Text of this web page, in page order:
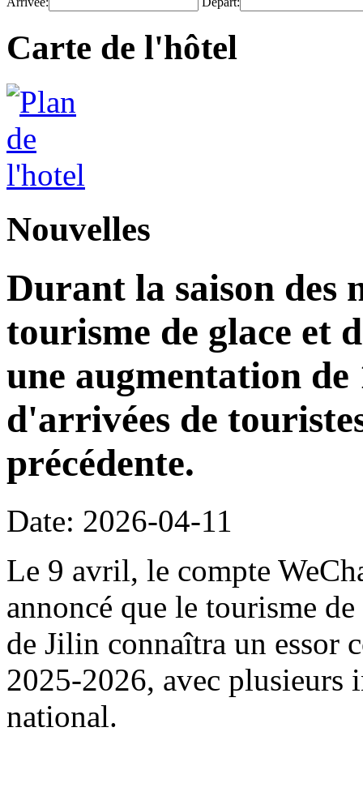
Carte de l'hôtel
Nouvelles
Durant la saison des
tourisme de glace et
une augmentation
d'arrivées de
précédente.
Date: 2026-04-11
Le 9 avril, le compte
annoncé que le tourisme
de Jilin connaîtra un essor
2025-2026, avec plusieurs
national.